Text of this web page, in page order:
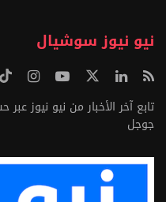
نيو نيوز سوشيال
تابع آخر الأخبار من نيو نيوز
جوجل